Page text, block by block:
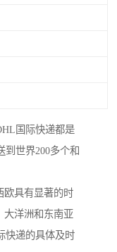
国际快递都是
到世界200多个和
欧具有显著的时
大洋洲和东南亚
快递的具体及时